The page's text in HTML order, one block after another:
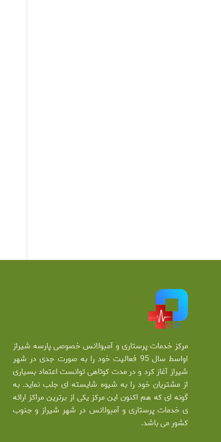
مرکز خدمات پرستاری و آمبولانس خصوصی پارسه شیراز
اواسط سال 95 فعالیت خود را به صورت جدی در شهر
شیراز آغاز کرد و در مدت کوتاهی توانست اعتماد بسیاری
از مشتریان خود را به شیوه شایسته ای جلب نماید. به
گونه ای که هم اکنون این مرکز یکی از برترین مراکز ارائه
ی خدمات پرستاری و آمبولانس در شهر شیراز و جنوب
کشور می باشد.